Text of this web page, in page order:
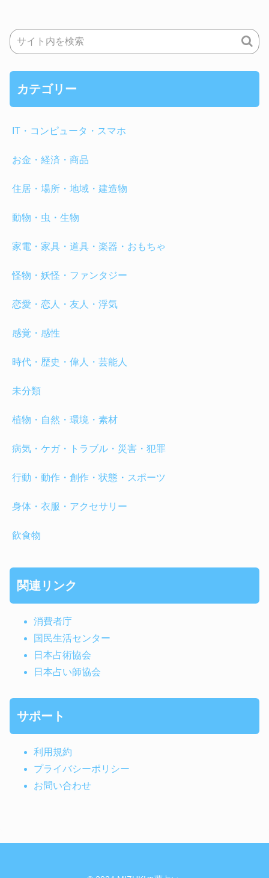
カテゴリー
IT・コンピュータ・スマホ
お金・経済・商品
住居・場所・地域・建造物
動物・虫・生物
家電・家具・道具・楽器・おもちゃ
怪物・妖怪・ファンタジー
恋愛・恋人・友人・浮気
感覚・感性
時代・歴史・偉人・芸能人
未分類
植物・自然・環境・素材
病気・ケガ・トラブル・災害・犯罪
行動・動作・創作・状態・スポーツ
身体・衣服・アクセサリー
飲食物
関連リンク
消費者庁
国民生活センター
日本占術協会
日本占い師協会
サポート
利用規約
プライバシーポリシー
お問い合わせ